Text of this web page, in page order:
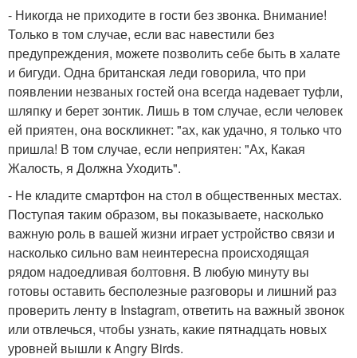
- Никогда не приходите в гости без звонка. Внимание!
Только в том случае, если вас навестили без
предупреждения, можете позволить себе быть в халате
и бигуди. Одна британская леди говорила, что при
появлении незваных гостей она всегда надевает туфли,
шляпку и берет зонтик. Лишь в том случае, если человек
ей приятен, она воскликнет: "ах, как удачно, я только что
пришла! В том случае, если неприятен: "Ах, Какая
Жалость, я Должна Уходить".
- Не кладите смартфон на стол в общественных местах.
Поступая таким образом, вы показываете, насколько
важную роль в вашей жизни играет устройство связи и
насколько сильно вам неинтересна происходящая
рядом надоедливая болтовня. В любую минуту вы
готовы оставить бесполезные разговоры и лишний раз
проверить ленту в Instagram, ответить на важный звонок
или отвлечься, чтобы узнать, какие пятнадцать новых
уровней вышли к Angry Birds.